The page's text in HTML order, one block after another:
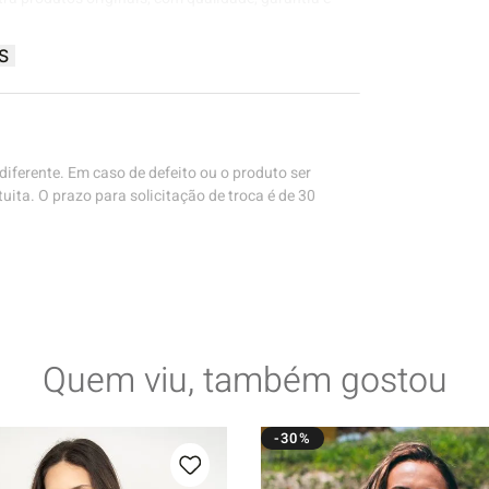
Em caso de defeito ou o produto ser
O prazo para solicitação de troca é de 30
Quem viu, também gostou
-30%